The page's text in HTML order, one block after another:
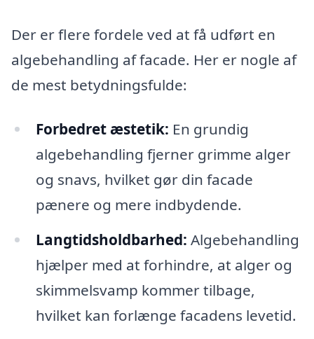
Der er flere fordele ved at få udført en
algebehandling af facade. Her er nogle af
de mest betydningsfulde:
Forbedret æstetik: En grundig
algebehandling fjerner grimme alger
og snavs, hvilket gør din facade
pænere og mere indbydende.
Langtidsholdbarhed: Algebehandling
hjælper med at forhindre, at alger og
skimmelsvamp kommer tilbage,
hvilket kan forlænge facadens levetid.